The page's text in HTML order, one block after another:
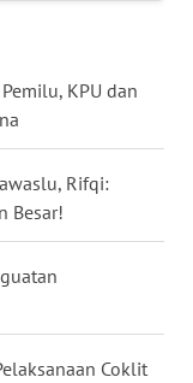
KPU dan
Rifqi:
Besar!
Coklit